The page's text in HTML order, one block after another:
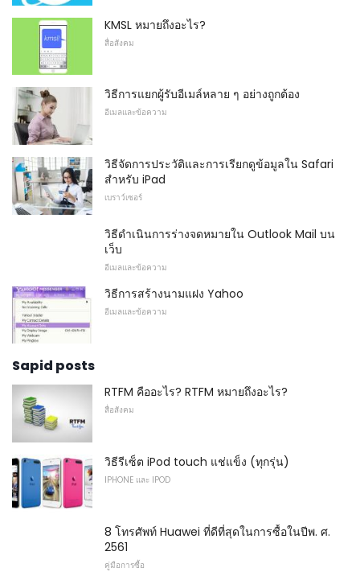
KMSL หมายถึงอะไร?
สื่อสังคม
วิธีการแยกผู้รับอีเมล์หลาย ๆ อย่างถูกต้อง
อีเมลและข้อความ
วิธีจัดการประวัติและการเรียกดูข้อมูลใน Safari
สำหรับ iPad
เบราว์เซอร์
วิธีดำเนินการร่างจดหมายใน Outlook Mail บน
เว็บ
อีเมลและข้อความ
วิธีการสร้างนามแฝง Yahoo
อีเมลและข้อความ
Sapid posts
RTFM คืออะไร? RTFM หมายถึงอะไร?
สื่อสังคม
วิธีรีเซ็ต iPod touch แช่แข็ง (ทุกรุ่น)
IPHONE และ IPOD
8 โทรศัพท์ Huawei ที่ดีที่สุดในการซื้อในปีพ. ศ.
2561
คู่มือการซื้อ